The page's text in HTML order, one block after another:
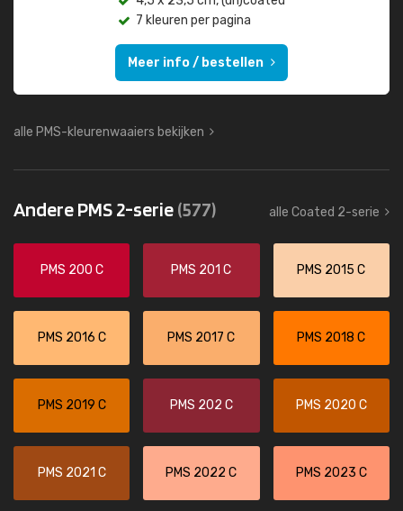
7 kleuren per pagina
Meer info / bestellen
alle PMS-kleurenwaaiers bekijken
Andere PMS 2-serie(577) alle Coated 2-serie
PMS 200 C PMS 201 C PMS 2015 C
PMS 2016 C PMS 2017 C PMS 2018 C
PMS 2019 C PMS 202 C PMS 2020 C
PMS 2021 C PMS 2022 C PMS 2023 C